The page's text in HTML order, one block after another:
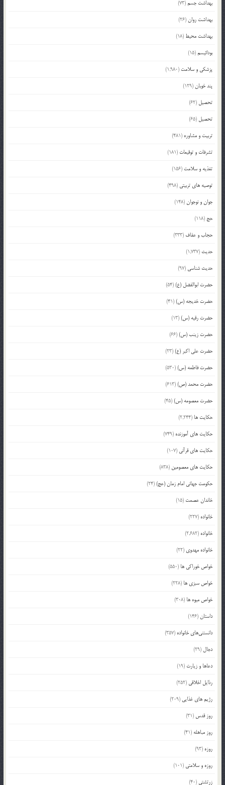
بهداشت جسم(73)
بهداشت روان(26)
بهداشت محیط (18)
بودائیسم(15)
پزشکی و سلامت (1,980)
پند خوبان(129)
تحصیل (62)
تحصیل (65)
تربیت و مشاوره (481)
تشرفات و توقیعات (181)
تغذیه و سلامت (156)
توصیه های تربیتی (498)
جوان و نوجوان(148)
حج (118)
حجاب و عفاف (333)
حدیث (1,737)
حدیث شناسی (97)
حضرت ابوالفضل (ع)(54)
حضرت خدیجه (س)(41)
حضرت رقیه (س)(13)
حضرت زینب (س)(66)
حضرت علی اکبر (ع)(23)
حضرت فاطمه (س)(530)
حضرت محمد (ص)(613)
حضرت معصومه (س)(45)
حکایت ها (2,244)
حکایت های آموزنده (749)
حکایت های قرآنی (107)
حکایت های معصومین (838)
حکومت جهانی امام زمان (عج)(24)
خاندان عصمت (15)
خانواده (227)
خانواده (2,682)
خانواده مهدوی (22)
خواص خوراکی ها (550)
خواص سبزی ها (228)
خواص میوه ها (308)
داستان(146)
دانستنی‌های خانواده (357)
دجال (29)
دعاها و زیارت (19)
رذایل اخلاقی (252)
رژیم های غذایی (209)
روز قدس (31)
روز مباهله (41)
روزه (93)
روزه و سلامتی (101)
زرتشتی (40)